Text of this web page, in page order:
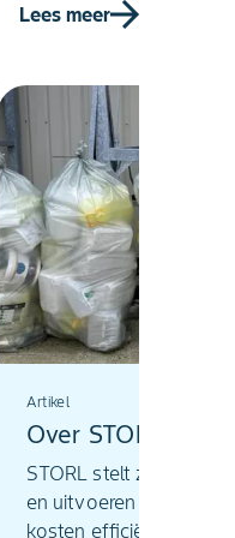
2026.
Lees meer
Artikel
Over STORL
STORL stelt zich ten
en uitvoeren van een
kosten efﬁciënt